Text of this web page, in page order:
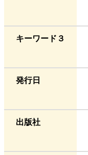
キーワード３
発行日
出版社